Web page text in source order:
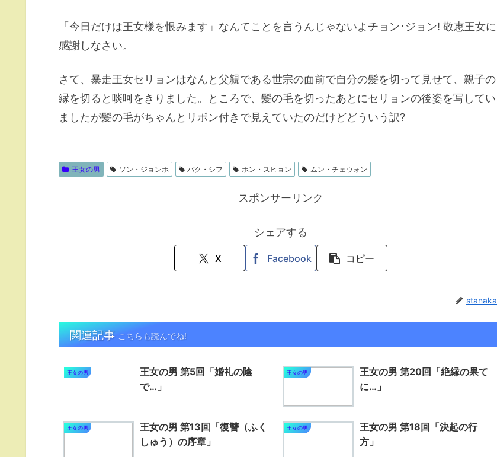
「今日だけは王女様を恨みます」なんてことを言うんじゃないよチョン･ジョン! 敬恵王女に
感謝しなさい。
さて、暴走王女セリョンはなんと父親である世宗の面前で自分の髪を切って見せて、親子の
縁を切ると啖呵をきりました。ところで、髪の毛を切ったあとにセリョンの後姿を写してい
ましたが髪の毛がちゃんとリボン付きで見えていたのだけどどういう訳?
王女の男 ソン・ジョンホ パク・シフ ホン・スヒョン ムン・チェウォン
スポンサーリンク
シェアする
X Facebook コピー
stanaka
関連記事こちらも読んでね!
王女の男
王女の男 第5回「婚礼の陰
で…」
王女の男
王女の男 第20回「絶縁の果て
に…」
王女の男
王女の男 第13回「復讐（ふく
しゅう）の序章」
王女の男
王女の男 第18回「決起の行
方」